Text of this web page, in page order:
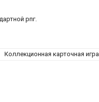
рпг.
Коллекционная карточная игра